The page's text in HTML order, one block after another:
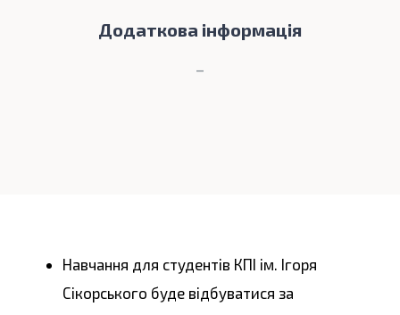
Додаткова інформація
–
Навчання для студентів КПІ ім. Ігоря
Сікорського буде відбуватися за